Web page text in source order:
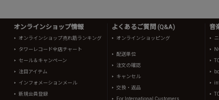
オンラインショップ情報
オンラインショップ売れ筋ランキング
タワーレコード全店チャート
セール＆キャンペーン
注目アイテム
インフォメーションメール
新規会員登録
よくあるご質問 (Q&A)
オンラインショッピング
配送単位
注文の確認
キャンセル
交換・返品
For International Customers
音